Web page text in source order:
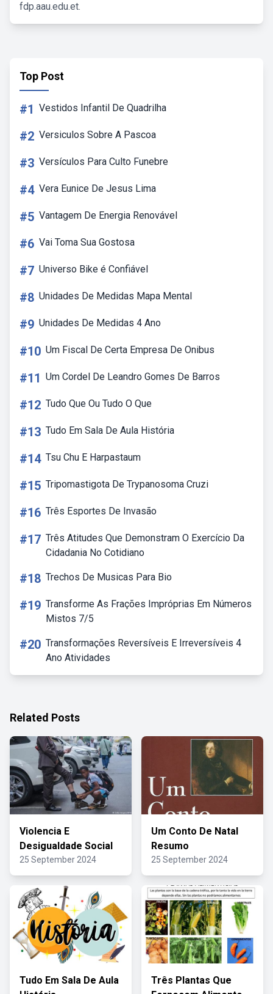
fdp.aau.edu.et.
Top Post
#1 Vestidos Infantil De Quadrilha
#2 Versiculos Sobre A Pascoa
#3 Versículos Para Culto Funebre
#4 Vera Eunice De Jesus Lima
#5 Vantagem De Energia Renovável
#6 Vai Toma Sua Gostosa
#7 Universo Bike é Confiável
#8 Unidades De Medidas Mapa Mental
#9 Unidades De Medidas 4 Ano
#10 Um Fiscal De Certa Empresa De Onibus
#11 Um Cordel De Leandro Gomes De Barros
#12 Tudo Que Ou Tudo O Que
#13 Tudo Em Sala De Aula História
#14 Tsu Chu E Harpastaum
#15 Tripomastigota De Trypanosoma Cruzi
#16 Três Esportes De Invasão
#17 Três Atitudes Que Demonstram O Exercício Da
Cidadania No Cotidiano
#18 Trechos De Musicas Para Bio
#19 Transforme As Frações Impróprias Em Números
Mistos 7/5
#20 Transformações Reversíveis E Irreversíveis 4
Ano Atividades
Related Posts
Violencia E
Desigualdade Social
25 September 2024
Um Conto De Natal
Resumo
25 September 2024
Tudo Em Sala De Aula
Três Plantas Que